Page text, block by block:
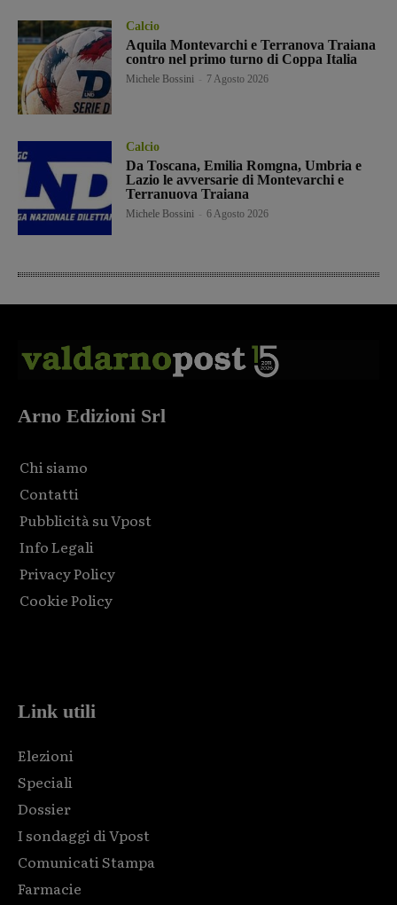
Calcio
Aquila Montevarchi e Terranova Traiana
contro nel primo turno di Coppa Italia
Michele Bossini 7 Agosto 2026
Calcio
Da Toscana, Emilia Romgna, Umbria e
Lazio le avversarie di Montevarchi e
Terranuova Traiana
Michele Bossini 6 Agosto 2026
Arno Edizioni Srl
Chi siamo
Contatti
Pubblicità su Vpost
Info Legali
Privacy Policy
Cookie Policy
Link utili
Elezioni
Speciali
Dossier
I sondaggi di Vpost
Comunicati Stampa
Farmacie